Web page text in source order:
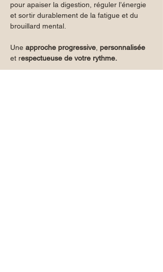
pour apaiser la digestion, réguler l’énergie
et sortir durablement de la fatigue et du
brouillard mental.
Une approche progressive personnalisée
et respectueuse de votre rythme.